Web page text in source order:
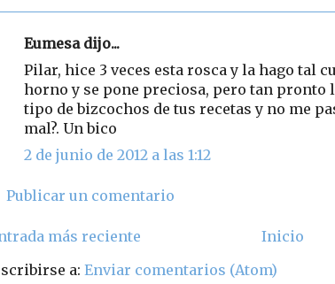
Eumesa dijo...
Pilar, hice 3 veces esta rosca y la hago tal
horno y se pone preciosa, pero tan pronto
tipo de bizcochos de tus recetas y no me
mal?. Un bico
2 de junio de 2012 a las 1:12
Publicar un comentario
más reciente
Inicio
a: Enviar comentarios (Atom)